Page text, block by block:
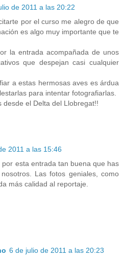
de 2011 a las 20:22
por el curso me alegro de que
es algo muy importante que te
la entrada acompañada de unos
que despejan casi cualquier
a estas hermosas aves es árdua
para intentar fotografiarlas.
desde el Delta del Llobregat!!
2011 a las 15:46
esta entrada tan buena que has
Las fotos geniales, como
más calidad al reportaje.
6 de julio de 2011 a las 20:23